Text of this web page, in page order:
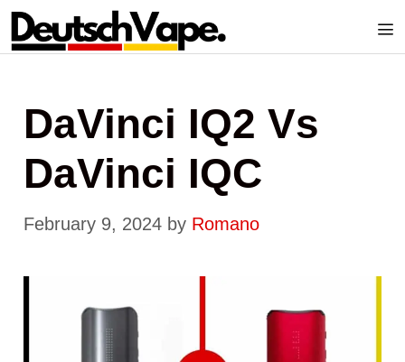
Skip
to
DaVinci IQ2 Vs
DaVinci IQC
February 9, 2024 by Romano